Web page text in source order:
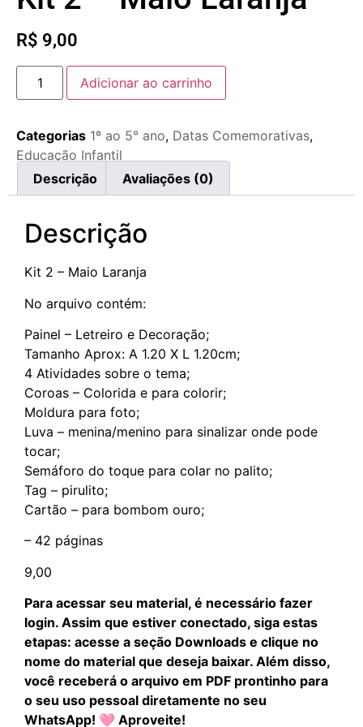
R$ 9,00
Adicionar ao carrinho
Categorias 1º ao 5° ano, Datas Comemorativas,
Educação Infantil
Descrição
Avaliações (0)
Descrição
Kit 2 – Maio Laranja
No arquivo contém:
Painel – Letreiro e Decoração;
Tamanho Aprox: A 1.20 X L 1.20cm;
4 Atividades sobre o tema;
Coroas – Colorida e para colorir;
Moldura para foto;
Luva – menina/menino para sinalizar onde pode
tocar;
Semáforo do toque para colar no palito;
Tag – pirulito;
Cartão – para bombom ouro;
– 42 páginas
9,00
Para acessar seu material, é necessário fazer
login. Assim que estiver conectado, siga estas
etapas: acesse a seção Downloads e clique no
nome do material que deseja baixar. Além disso,
você receberá o arquivo em PDF prontinho para
o seu uso pessoal diretamente no seu
WhatsApp! 🩷 Aproveite!